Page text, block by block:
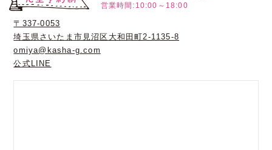
営業時間:10:00～18:00
〒337-0053
埼玉県さいたま市見沼区大和田町2-1135-8
omiya@kasha-g.com
公式LINE